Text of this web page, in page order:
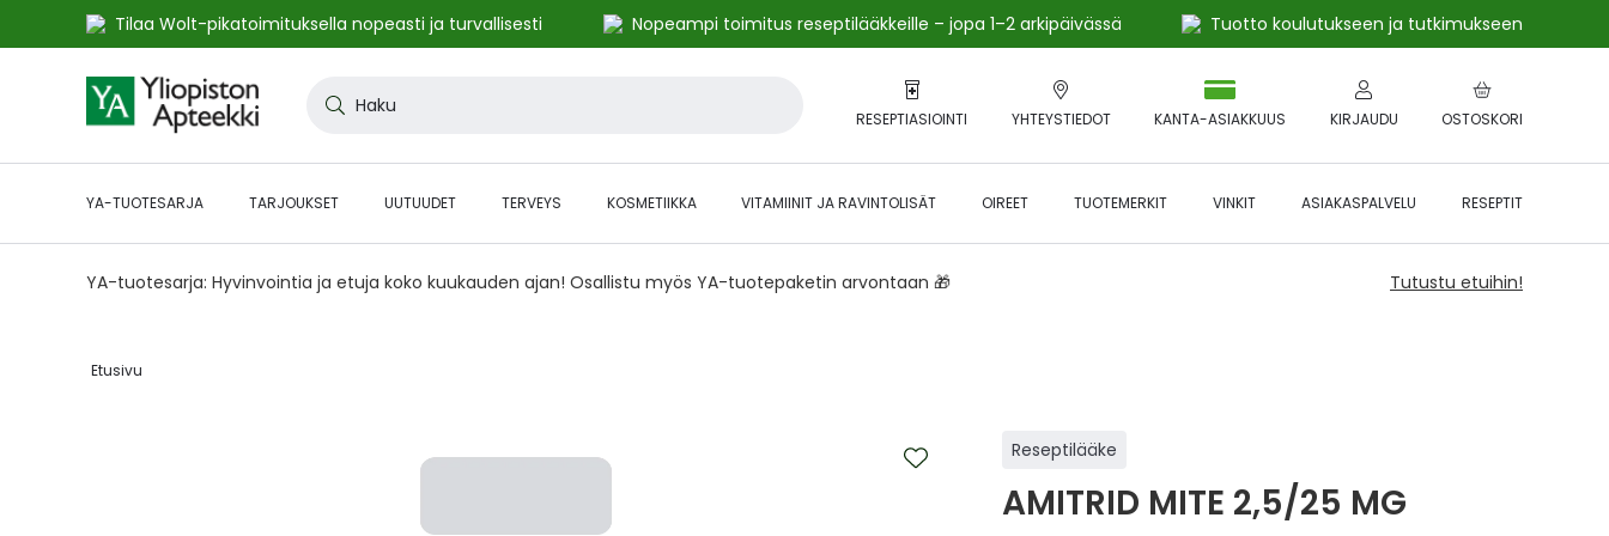
Tilaa Wolt-pikatoimituksella nopeasti ja turvallisesti Nopeampi toimitus reseptilääkkeille – jopa 1–2 arkipäivässä
Tuotto koulutukseen ja tutkimukseen
to
Content
RESEPTIASIOINTI YHTEYSTIEDOT OSTOSKORI
KANTA-ASIAKKUUS KIRJAUDU
YA-TUOTESARJA TARJOUKSET UUTUUDET TERVEYS KOSMETIIKKA VITAMIINIT JA RAVINTOLISÄT OIREET TUOTEMERKIT VINKIT ASIAKASPALVELU RESEPTIT
YA-tuotesarja: Hyvinvointia ja etuja koko kuukauden ajan! Osallistu myös YA-tuotepaketin arvontaan 🎁 Tutustu etuihin!
Etusivu‎
Reseptilääke
AMITRID MITE 2,5/25 MG